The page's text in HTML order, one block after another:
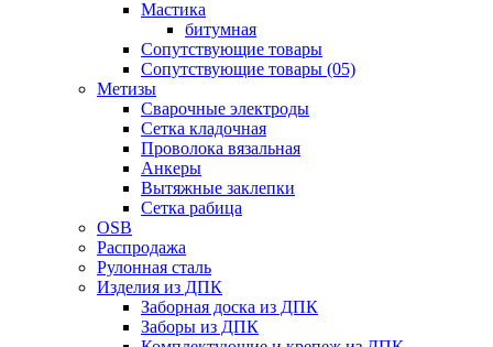
Мастика
битумная
Сопутствующие товары
Сопутствующие товары (05)
Метизы
Сварочные электроды
Сетка кладочная
Проволока вязальная
Анкеры
Вытяжные заклепки
Сетка рабица
OSB
Распродажа
Рулонная сталь
Изделия из ДПК
Заборная доска из ДПК
Заборы из ДПК